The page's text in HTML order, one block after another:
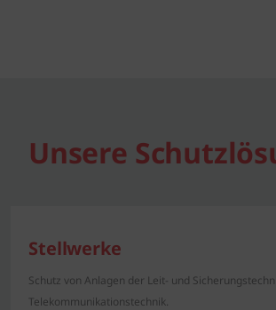
Unsere
Stellwerke
Schutz von Anlagen der Leit- und
Telekommunikationstechnik.